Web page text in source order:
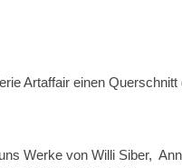
Artaffair einen
Werke von Willi Siber,